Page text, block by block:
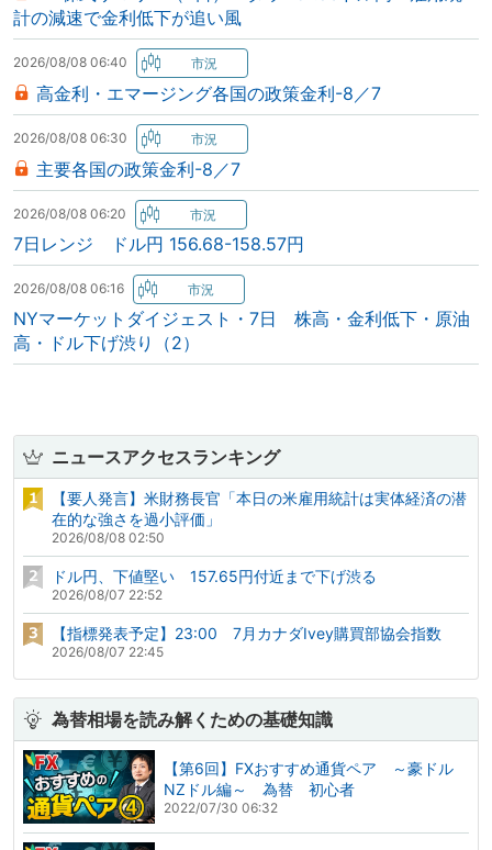
計の減速で金利低下が追い風
2026/08/08 06:40
高金利・エマージング各国の政策金利-8／7
2026/08/08 06:30
主要各国の政策金利-8／7
2026/08/08 06:20
7日レンジ ドル円 156.68-158.57円
2026/08/08 06:16
NYマーケットダイジェスト・7日 株高・金利低下・原油
高・ドル下げ渋り（2）
ニュースアクセスランキング
【要人発言】米財務長官「本日の米雇用統計は実体経済の潜
在的な強さを過小評価」
2026/08/08 02:50
ドル円、下値堅い 157.65円付近まで下げ渋る
2026/08/07 22:52
【指標発表予定】23:00 7月カナダIvey購買部協会指数
2026/08/07 22:45
為替相場を読み解くための基礎知識
【第6回】FXおすすめ通貨ペア ～豪ドル
NZドル編～ 為替 初心者
2022/07/30 06:32